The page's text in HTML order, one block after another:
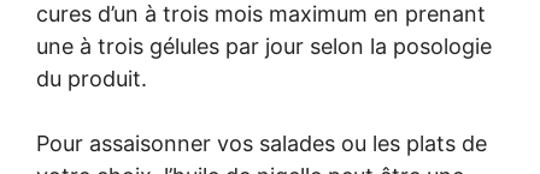
cures d’un à trois mois maximum en prenant
une à trois gélules par jour selon la posologie
du produit.
Pour assaisonner vos salades ou les plats de